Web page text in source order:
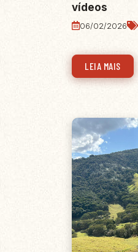
vídeos
06/02/2026
LEIA MAIS